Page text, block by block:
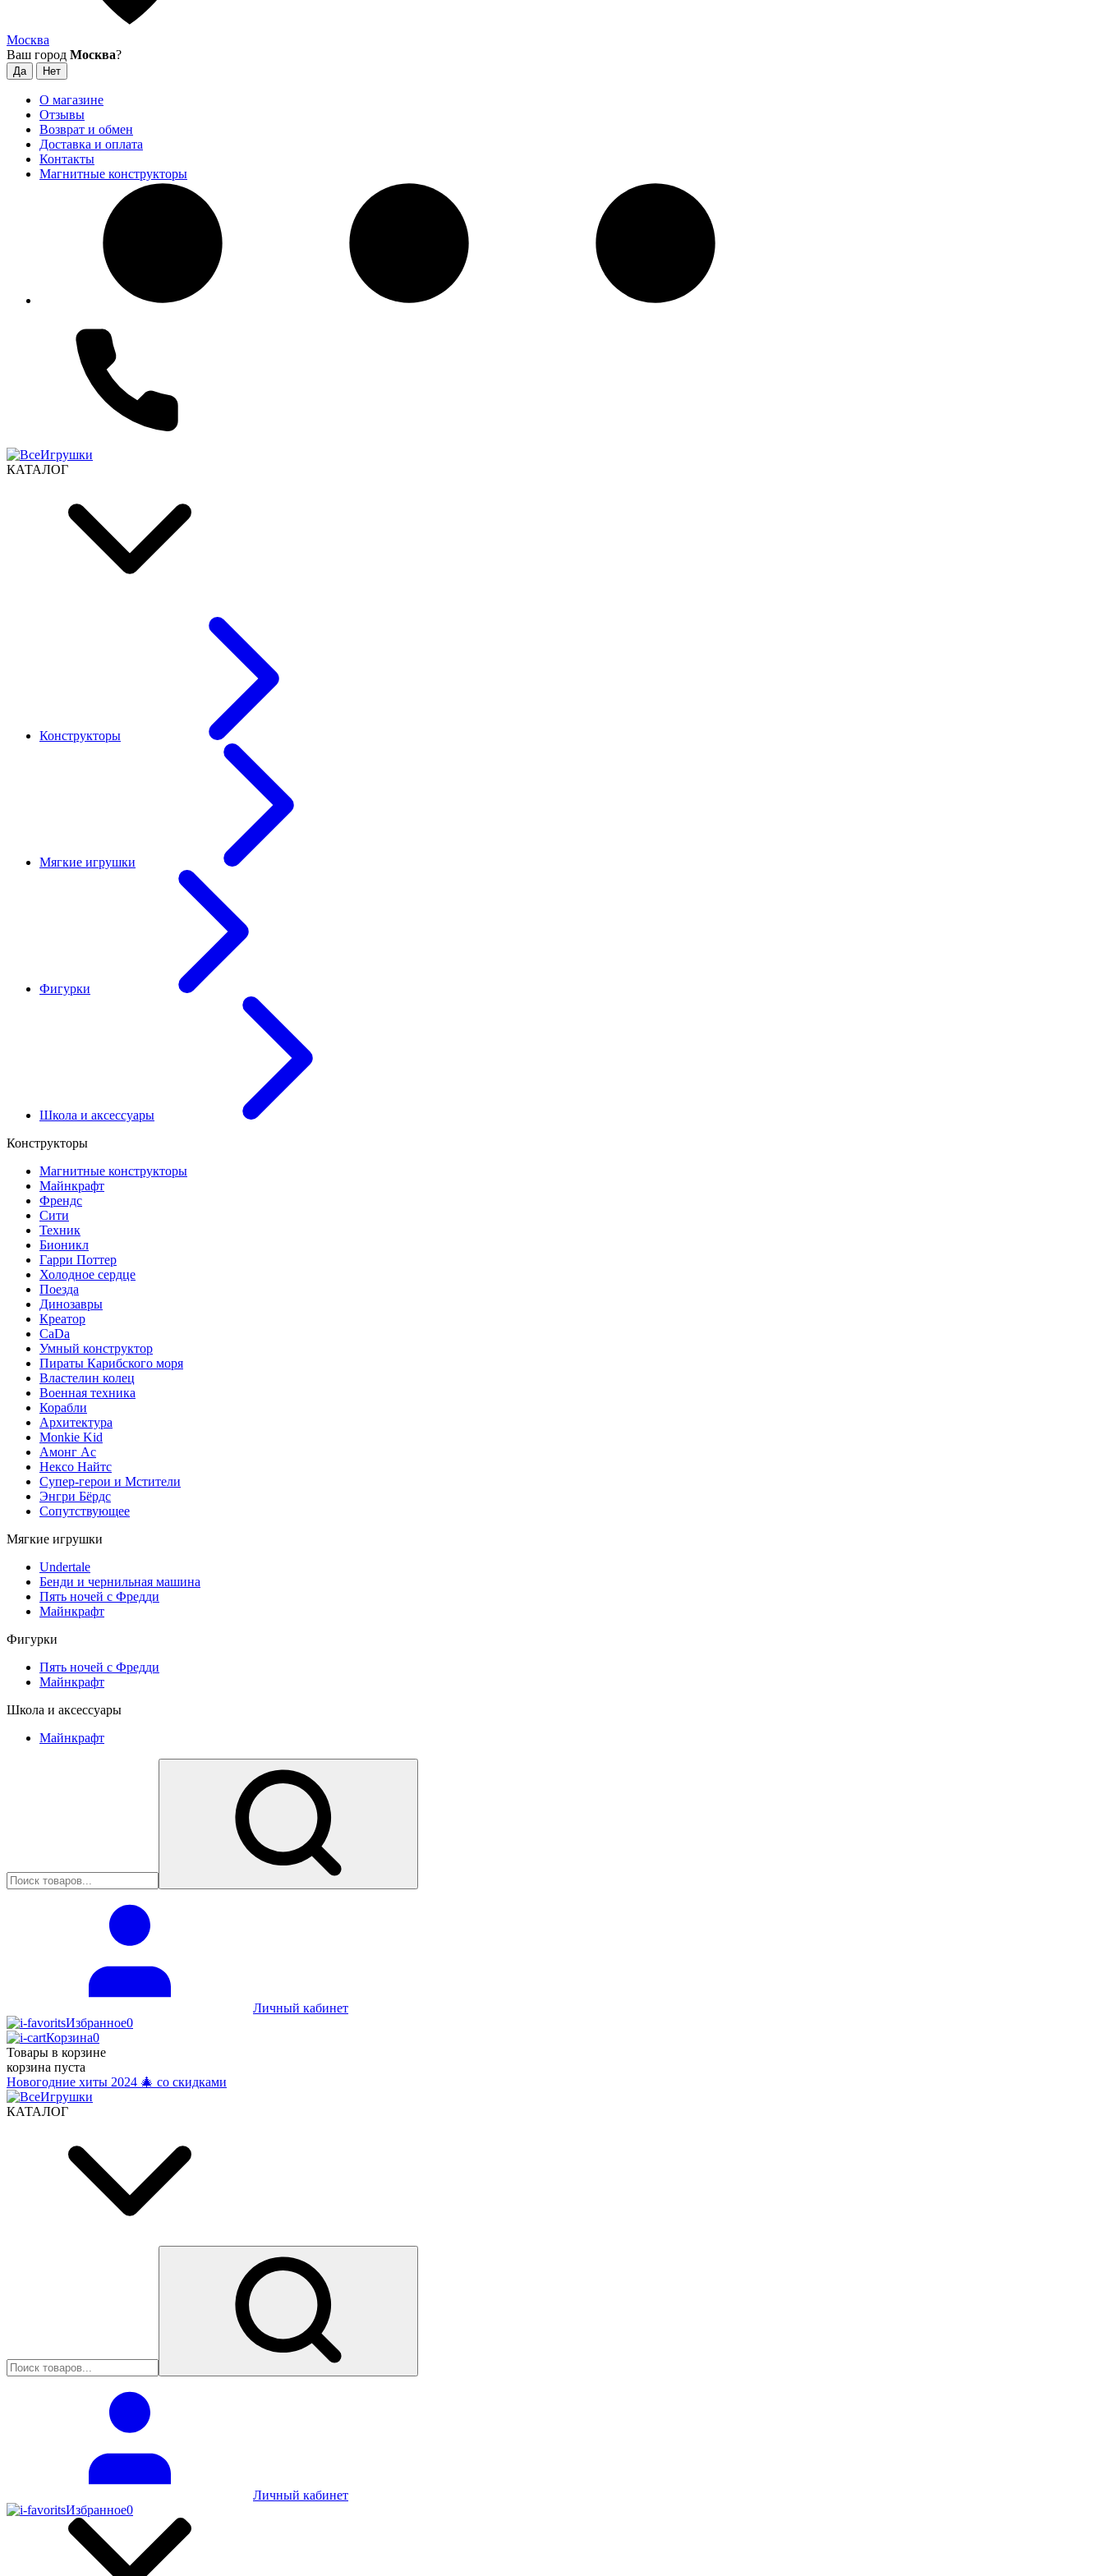
Москва
Ваш город Москва?
О магазине
Отзывы
Возврат и обмен
Доставка и оплата
Контакты
Магнитные конструкторы
КАТАЛОГ
Конструкторы
Мягкие игрушки
Фигурки
Школа и аксессуары
Конструкторы
Магнитные конструкторы
Майнкрафт
Френдс
Сити
Техник
Бионикл
Гарри Поттер
Холодное сердце
Поезда
Динозавры
Креатор
CaDa
Умный конструктор
Пираты Карибского моря
Властелин колец
Военная техника
Корабли
Архитектура
Monkie Kid
Амонг Ас
Нексо Найтс
Супер-герои и Мстители
Энгри Бёрдс
Сопутствующее
Мягкие игрушки
Undertale
Бенди и чернильная машина
Пять ночей с Фредди
Майнкрафт
Фигурки
Пять ночей с Фредди
Майнкрафт
Школа и аксессуары
Майнкрафт
Личный кабинет
Избранное0
Корзина0
Товары в корзине
корзина пуста
Новогодние хиты 2024 🎄 со скидками
КАТАЛОГ
Личный кабинет
Избранное0